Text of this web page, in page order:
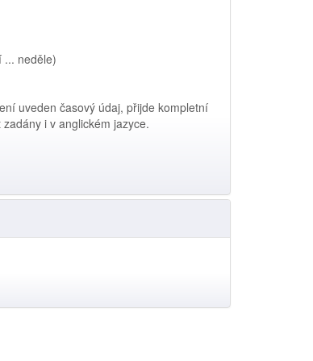
... neděle)
uveden časový údaj, přijde kompletní
i v anglickém jazyce.